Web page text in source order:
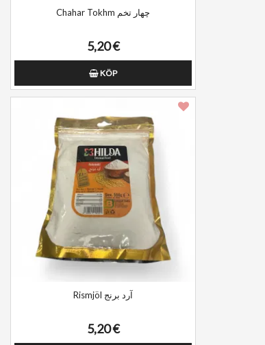
Chahar Tokhm چهار تخم
5,20 €
KÖP
Rismjöl آرد برنج
5,20 €